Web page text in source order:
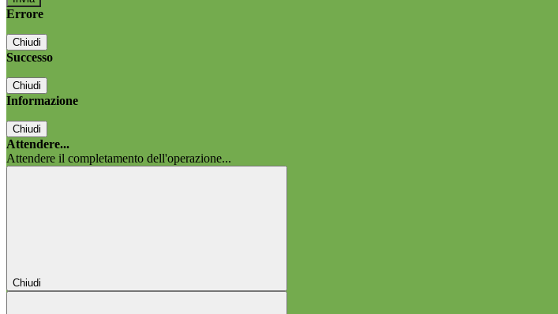
Errore
Chiudi
Successo
Chiudi
Informazione
Chiudi
Attendere...
Attendere il completamento dell'operazione...
Chiudi